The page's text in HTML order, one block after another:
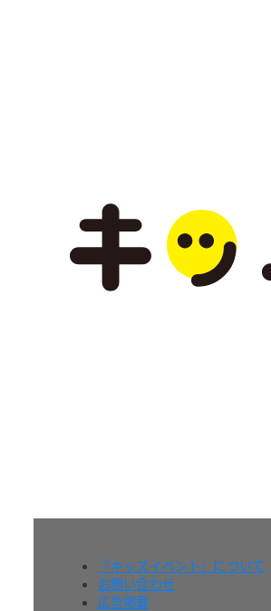
『キッズイベント』について
お問い合わせ
広告掲載